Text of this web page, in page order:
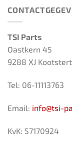
TSI Parts
Oastkern 45
9288 XJ
Tel: 06-11113763
Email: info@tsi-
KvK: 57170924